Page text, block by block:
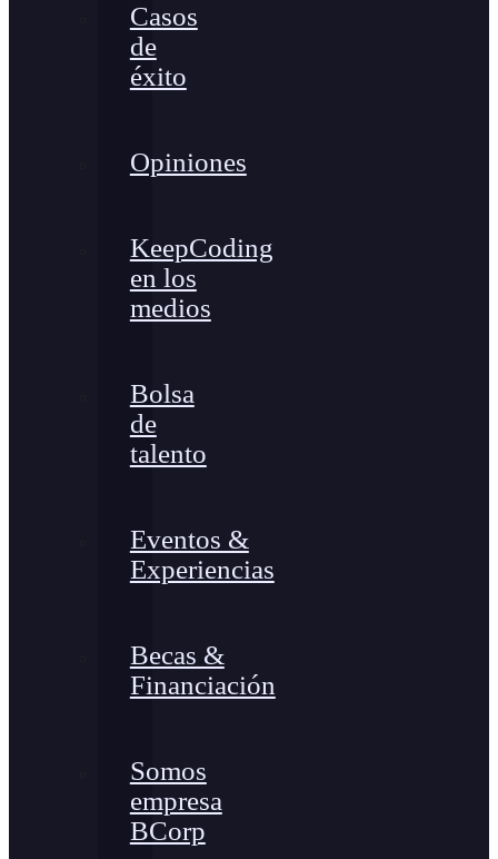
Casos
de
éxito
Opiniones
KeepCoding
en los
medios
Bolsa
de
talento
Eventos &
Experiencias
Becas &
Financiación
Somos
empresa
BCorp